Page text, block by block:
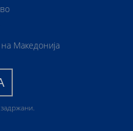
Македонија